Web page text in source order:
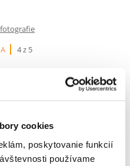
cookies
poskytovanie funkcií
používame
4 z 5